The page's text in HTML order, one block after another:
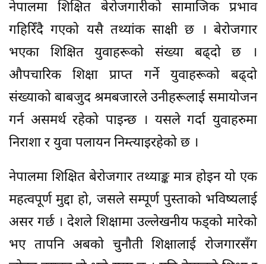
नेपालमा शिक्षित बेरोजगारीको सामाजिक प्रभाव
गहिरिँदै गएको यसै तथ्यांक साक्षी छ । बेरोजगार
भएका शिक्षित युवाहरूको संख्या बढ्दो छ ।
औपचारिक शिक्षा प्राप्त गर्ने युवाहरूको बढ्दो
संख्याको बाबजुद श्रमबजारले उनीहरूलाई समायोजन
गर्न असमर्थ रहेको पाइन्छ । यसले गर्दा युवाहरुमा
निराशा र युवा पलायन निम्त्याइरहेको छ ।
नेपालमा शिक्षित बेरोजगार तथ्याङ्क मात्र होइन यो एक
महत्वपूर्ण मुद्दा हो, जसले सम्पूर्ण पुस्ताको भविष्यलाई
असर गर्छ । देशले शिक्षामा उल्लेखनीय फड्को मारेको
भए तापनि अबको चुनौती शिक्षालाई रोजगारसँग